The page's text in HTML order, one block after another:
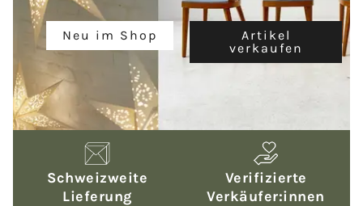
Neu im Shop
Artikel
verkaufen
Schweizweite
Lieferung
Verifizierte
Verkäufer:innen